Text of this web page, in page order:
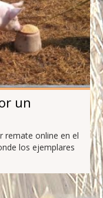
un
remate online en el
los ejemplares